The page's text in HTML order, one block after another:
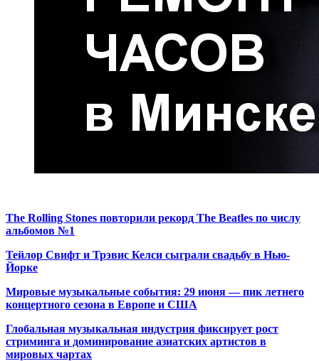
The Rolling Stones повторили рекорд The Beatles по числу
альбомов №1
Тейлор Свифт и Трэвис Келси сыграли свадьбу в Нью-
Йорке
Мировые музыкальные события: 29 июня — пик летнего
концертного сезона в Европе и США
Глобальная музыкальная индустрия фиксирует рост
стриминга и доминирование азиатских артистов в
мировых чартах